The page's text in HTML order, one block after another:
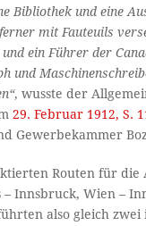
Bibliothek und eine
mit Fauteuils
ein Führer der
und
, wusste der
29. Februar 1912, S.
Gewerbekammer
Routen für die
– Innsbruck, Wien –
also gleich